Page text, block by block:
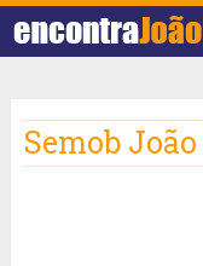
Semob João